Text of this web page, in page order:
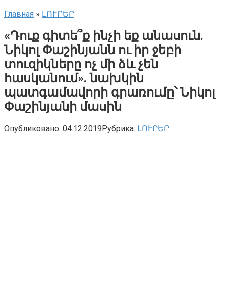
Главная » ԼՈՒՐԵՐ
«Դուք գիտե՞ք ինչի եք անասուն.
Նիկոլ Փաշինյանն ու իր ջեբի
տուզիկները ոչ մի ձև չեն
հասկանում». նախկին
պատգամավորի գրառումը՝ Նիկոլ
Փաշինյանի մասին
Опубликовано: 04.12.2019Рубрика: ԼՈՒՐԵՐ